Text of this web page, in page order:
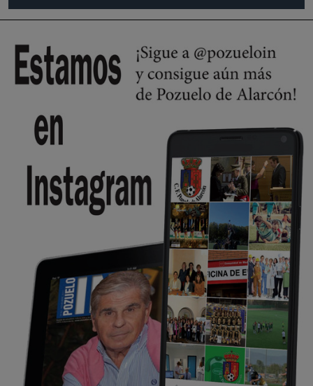
🔴 EXCLUSIVA | El comisario de la …
Y ese quien es, apenas se ven patrullas en la estación, como si se van
Pozuelo de Alarcón
🔴 EXCLUSIVA | El comisario de la …